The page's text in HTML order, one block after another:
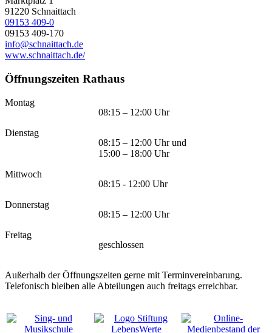
91220 Schnaittach
09153 409-0
09153 409-170
info@schnaittach.de
www.schnaittach.de/
Öffnungszeiten Rathaus
Montag
08:15 – 12:00 Uhr
Dienstag
08:15 – 12:00 Uhr und
15:00 – 18:00 Uhr
Mittwoch
08:15 - 12:00 Uhr
Donnerstag
08:15 – 12:00 Uhr
Freitag
geschlossen
Außerhalb der Öffnungszeiten gerne mit Terminvereinbarung.
Telefonisch bleiben alle Abteilungen auch freitags erreichbar.